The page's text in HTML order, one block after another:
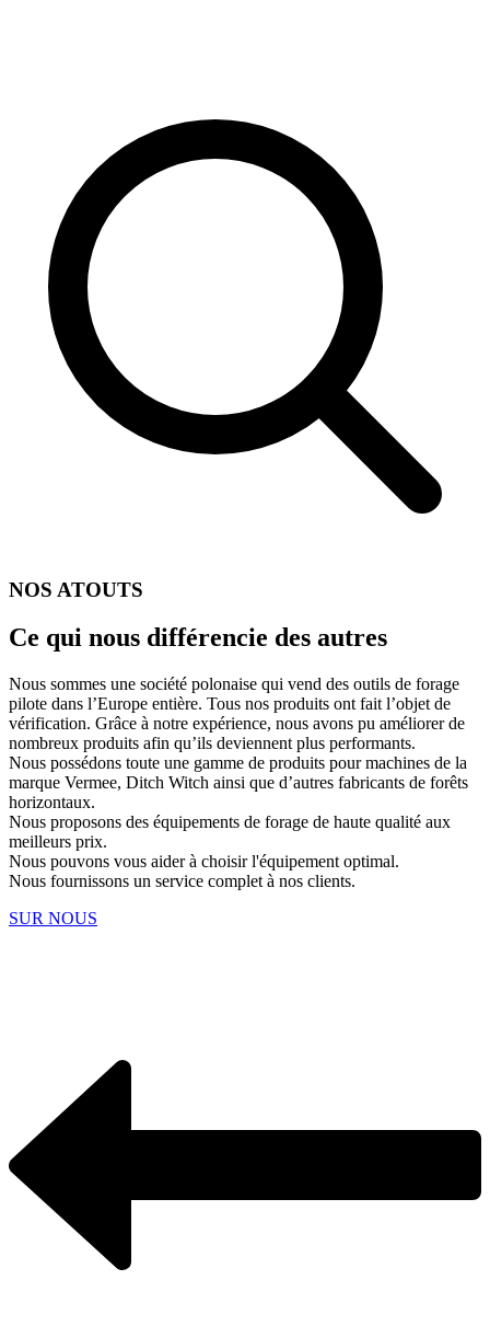
NOS ATOUTS
Ce qui nous différencie des autres
Nous sommes une société polonaise qui vend des outils de forage
pilote dans l’Europe entière. Tous nos produits ont fait l’objet de
vérification. Grâce à notre expérience, nous avons pu améliorer de
nombreux produits afin qu’ils deviennent plus performants.
Nous possédons toute une gamme de produits pour machines de la
marque Vermee, Ditch Witch ainsi que d’autres fabricants de forêts
horizontaux.
Nous proposons des équipements de forage de haute qualité aux
meilleurs prix.
Nous pouvons vous aider à choisir l'équipement optimal.
Nous fournissons un service complet à nos clients.
SUR NOUS